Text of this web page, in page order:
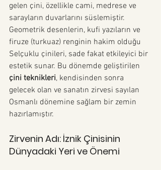
gelen çini, özellikle cami, medrese ve
sarayların duvarlarını süslemiştir.
Geometrik desenlerin, kufi yazıların ve
firuze (turkuaz) renginin hakim olduğu
Selçuklu çinileri, sade fakat etkileyici bir
estetik sunar. Bu dönemde geliştirilen
çini teknikleri, kendisinden sonra
gelecek olan ve sanatın zirvesi sayılan
Osmanlı dönemine sağlam bir zemin
hazırlamıştır.
Zirvenin Adı: İznik Çinisinin
Dünyadaki Yeri ve Önemi